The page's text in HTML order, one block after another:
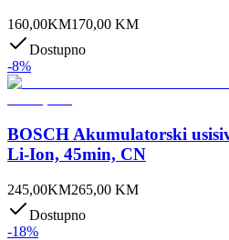
160,00KM170,00 KM
Dostupno
-8%
BOSCH Akumulatorski
Li-Ion, 45min, CN
245,00KM265,00 KM
Dostupno
-18%